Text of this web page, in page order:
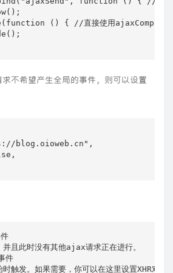
() { //直接使用ajaxComplete
求不希望产生全局的事件，则可以设置
blog.oioweb.cn",
且此时没有其他ajax请求正在进行。
件
触发。如果需要，你可以在这里设置XHR对象